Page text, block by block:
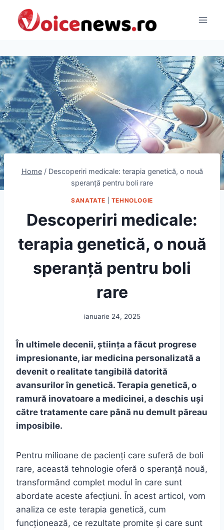
content
Home / Descoperiri medicale: terapia genetică, o nouă
speranță pentru boli rare
SANATATE TEHNOLOGIE
Descoperiri medicale:
terapia genetică, o nouă
speranță pentru boli
rare
ianuarie 24, 2025
În ultimele decenii, știința a făcut progrese
impresionante, iar medicina personalizată a
devenit o realitate tangibilă datorită
avansurilor în genetică. Terapia genetică, o
ramură inovatoare a medicinei, a deschis uși
către tratamente care până nu demult păreau
imposibile.
Pentru milioane de pacienți care suferă de boli
rare, această tehnologie oferă o speranță nouă,
transformând complet modul în care sunt
abordate aceste afecțiuni. În acest articol, vom
analiza ce este terapia genetică, cum
funcționează, ce rezultate promite și care sunt